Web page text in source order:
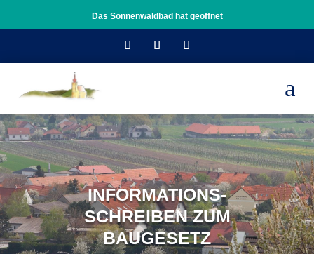
Das Sonnenwaldbad hat geöffnet
a